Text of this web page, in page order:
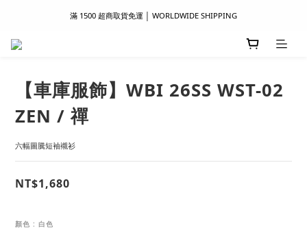
滿 1500 超商取貨免運 │ WORLDWIDE SHIPPING
滿 1500 超商取貨免運 │ WORLDWIDE SHIPPING
滿 1500 超商取貨免運 │ WORLDWIDE SHIPPING
【車庫服飾】WBI 26SS WST-02
ZEN / 禪
六幅圖騰短袖襯衫
NT$1,680
顏色 : 白色